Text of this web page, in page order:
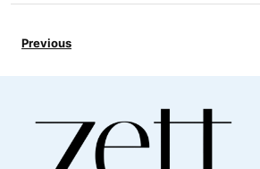
Previous